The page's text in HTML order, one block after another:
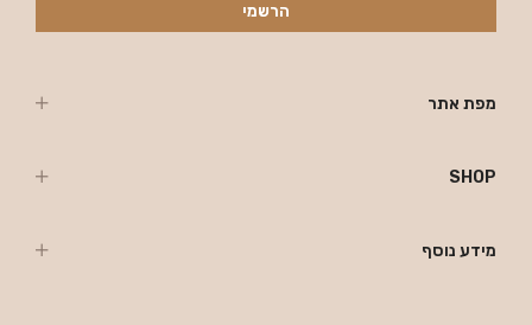
מפת אתר
SHOP
מידע נוסף
הרשמי